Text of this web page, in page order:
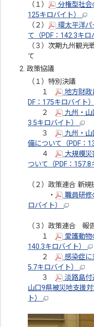
（１）
分権型社会
125キロバイト）
（２）
環太平洋
て（PDF：142.3キ
（３）次期九州観
て
政策協議
（１）特別決議
１
地方財政
DF：175キロバイト
２
九州・山
3.5キロバイト）
３
九州・
備について（PDF：
４
大規模
ついて（PDF：
（２）政策連合 新規
・
職員研修
ロバイト）
（３）政策連合 報
１
愛護動物
140.3キロバイト）
２
感染症に
5.7キロバイト）
３
淡路島付
山口9県被災地支援
ト）